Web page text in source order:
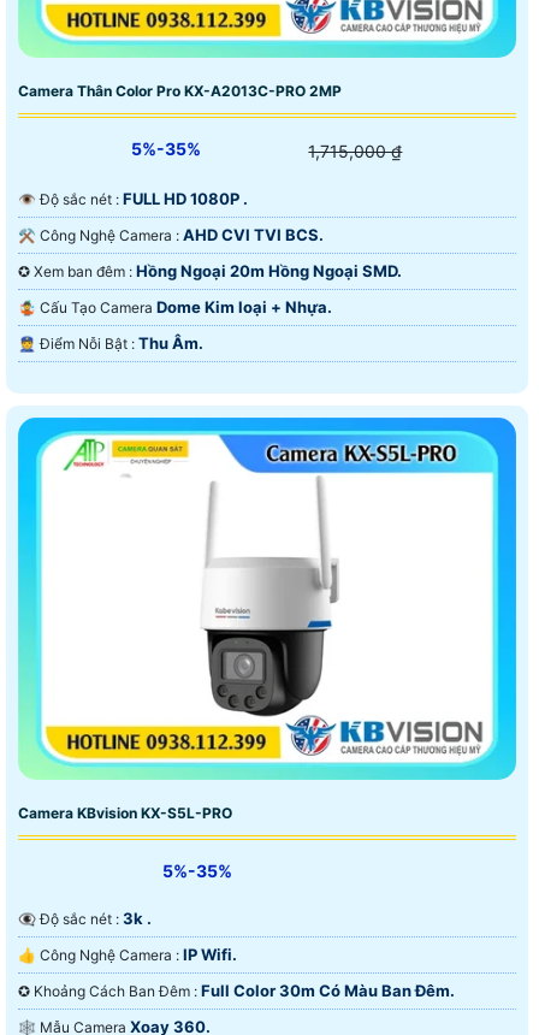
Camera Thân Color Pro KX-A2013C-PRO 2MP
5%-35% 1,715,000 ₫
👁 Độ sắc nét : FULL HD 1080P .
⚒ Công Nghệ Camera : AHD CVI TVI BCS.
✪ Xem ban đêm : Hồng Ngoại 20m Hồng Ngoại SMD.
🤹 Cấu Tạo Camera Dome Kim loại + Nhựa.
️👮 Điểm Nỗi Bật : Thu Âm.
Camera KBvision KX-S5L-PRO
5%-35%
👁️‍🗨 Độ sắc nét : 3k .
👍 Công Nghệ Camera : IP Wifi.
✪ Khoảng Cách Ban Đêm : Full Color 30m Có Màu Ban Ðêm.
🕸️ Mẫu Camera Xoay 360.